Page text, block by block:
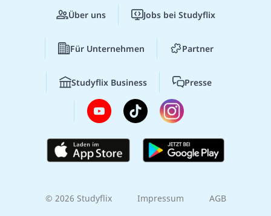
Über uns Jobs bei Studyflix
Für Unternehmen Partner
Studyflix Business Presse
© 2026 Studyflix Impressum AGB